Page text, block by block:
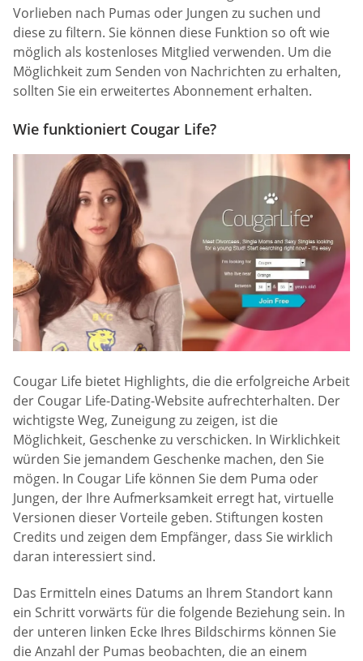
Vorlieben nach Pumas oder Jungen zu suchen und
diese zu filtern. Sie können diese Funktion so oft wie
möglich als kostenloses Mitglied verwenden. Um die
Möglichkeit zum Senden von Nachrichten zu erhalten,
sollten Sie ein erweitertes Abonnement erhalten.
Wie funktioniert Cougar Life?
Cougar Life bietet Highlights, die die erfolgreiche Arbeit
der Cougar Life-Dating-Website aufrechterhalten. Der
wichtigste Weg, Zuneigung zu zeigen, ist die
Möglichkeit, Geschenke zu verschicken. In Wirklichkeit
würden Sie jemandem Geschenke machen, den Sie
mögen. In Cougar Life können Sie dem Puma oder
Jungen, der Ihre Aufmerksamkeit erregt hat, virtuelle
Versionen dieser Vorteile geben. Stiftungen kosten
Credits und zeigen dem Empfänger, dass Sie wirklich
daran interessiert sind.
Das Ermitteln eines Datums an Ihrem Standort kann
ein Schritt vorwärts für die folgende Beziehung sein. In
der unteren linken Ecke Ihres Bildschirms können Sie
die Anzahl der Pumas beobachten, die an einem